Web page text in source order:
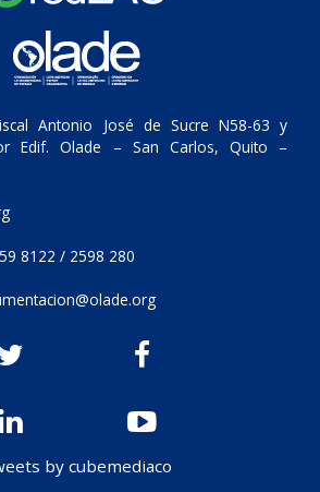
Antonio José de Sucre N58-63 y
Edif. Olade – San Carlos, Quito –
8122 / 2598 280
by cubemediaco